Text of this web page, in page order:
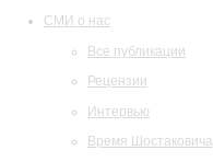
СМИ о нас
Все публикации
Рецензии
Интервью
Время Шостаковича